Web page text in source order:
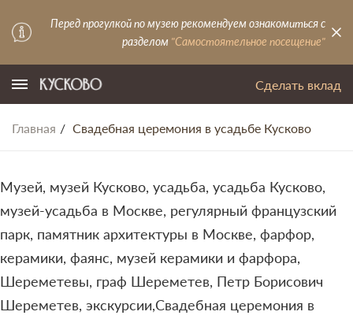
Перед прогулкой по музею рекомендуем ознакомиться с
разделом "Самостоятельное посещение"
Сделать вклад
Главная Свадебная церемония в усадьбе Кусково
Музей, музей Кусково, усадьба, усадьба Кусково,
музей-усадьба в Москве, регулярный французский
парк, памятник архитектуры в Москве, фарфор,
керамики, фаянс, музей керамики и фарфора,
Шереметевы, граф Шереметев, Петр Борисович
Шереметев, экскурсии,Свадебная церемония в